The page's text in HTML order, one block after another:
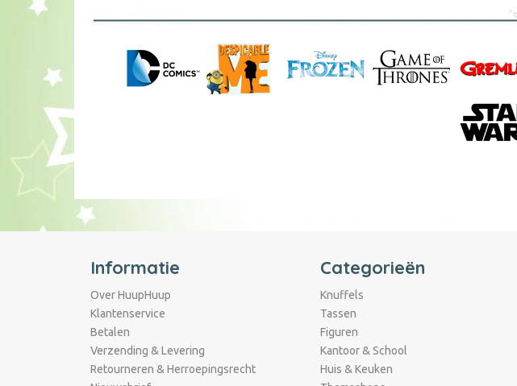
Informatie
Over HuupHuup
Klantenservice
Betalen
Verzending & Levering
Retourneren & Herroepingsrecht
Categorieën
Knuffels
Tassen
Figuren
Kantoor & School
Huis & Keuken